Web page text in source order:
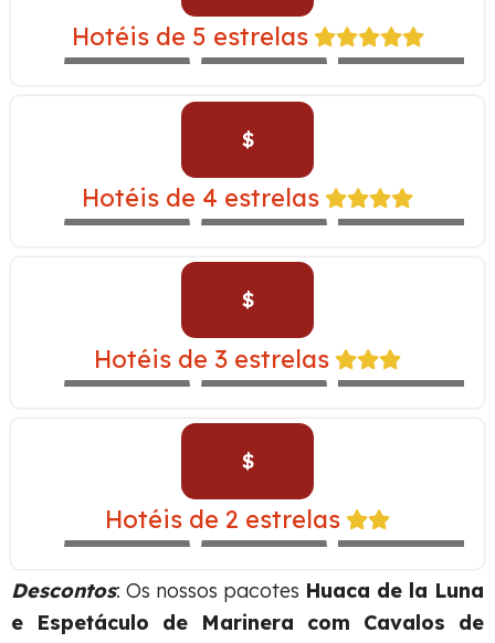
Hotéis de 5 estrelas
WESTIN LIBERTADOR
EXPEDITION
TRAIN
$
Hotéis de 4 estrelas
ALOFT NOVOTEL
EXPEDITION
TRAIN
$
Hotéis de 3 estrelas
IBIS SAN AGUSTÍN
EXPEDITION
TRAIN
$
Hotéis de 2 estrelas
MARIEL SACHA
EXPEDITION
TRAIN
Descontos: Os nossos pacotes Huaca de la Luna
e Espetáculo de Marinera com Cavalos de